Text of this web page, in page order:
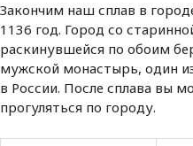
Закончим наш сплав в
1136 год. Город со
раскинувшейся по обоим
мужской монастырь, один
в России. После сплава вы
прогуляться по городу.